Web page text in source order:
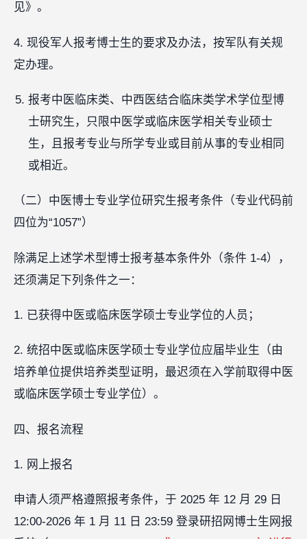
见》。
4. 现役军人报考博士生的要求及办法，按军队有关规
定办理。
报考中医临床类、中西医结合临床类学术学位型博
士研究生，只限中医学或临床医学相关专业硕士
生，且报考专业与所学专业或目前从事的专业相同
或相近。
（二）中医博士专业学位研究生报考条件（专业代码前
四位为“1057”）
除满足上述学术型博士报考基本条件外（条件 1-4），
还须满足下列条件之一：
1. 已获得中医或临床医学硕士专业学位的人员；
2. 统招中医或临床医学硕士专业学位应届毕业生（由
培养单位提供培养类型证明，最迟须在入学前取得中医
或临床医学硕士专业学位）。
四、报名流程
1. 网上报名
申请人须严格遵照报考条件，于 2025 年 12 月 29 日
12:00-2026 年 1 月 11 日 23:59 登录研招网博士生网报